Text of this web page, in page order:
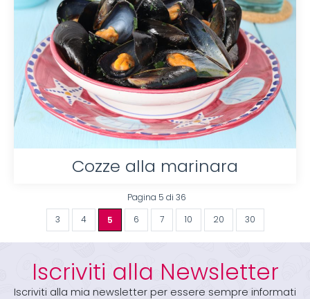
Cozze alla marinara
Pagina 5 di 36
3 4 5 6 7 10 20 30
Iscriviti alla Newsletter
Iscriviti alla mia newsletter per essere sempre informati